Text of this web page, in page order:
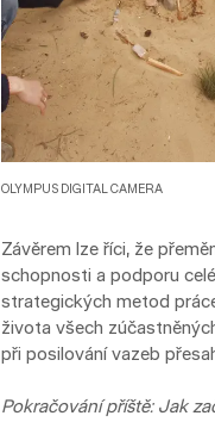
OLYMPUS DIGITAL CAMERA
Závěrem lze říci, že
schopnosti a podporu
strategických metod
života všech
při posilování vazeb
Pokračování příště: Jak